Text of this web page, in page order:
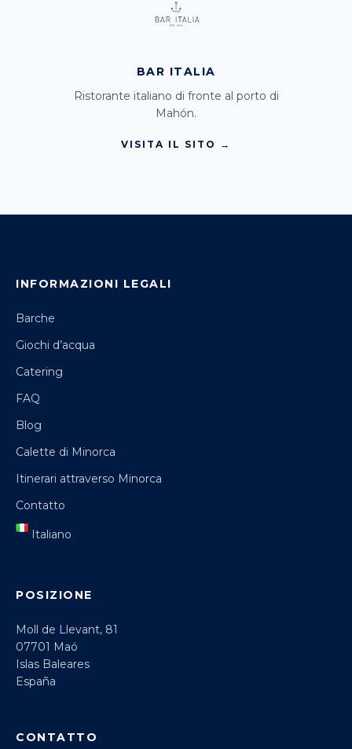
BAR ITALIA
Ristorante italiano di fronte al porto di
Mahón.
VISITA IL SITO →
INFORMAZIONI LEGALI
Barche
Giochi d’acqua
Catering
FAQ
Blog
Calette di Minorca
Itinerari attraverso Minorca
Contatto
Italiano
POSIZIONE
Moll de Llevant, 81
07701 Maó
Islas Baleares
España
CONTATTO